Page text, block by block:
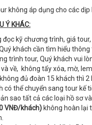
không áp dụng cho các dịp
Ý KHÁC:
đọc kỹ chương trình, giá
khách cần tìm hiểu
trình tour, Quý khách vui
về, không tẩy xóa, mờ,
đủ đoàn 15 khách thì
có thể chuyển sang tour kế
sao tất cả các loại hồ sơ
VNĐ/khách) không hoàn lại